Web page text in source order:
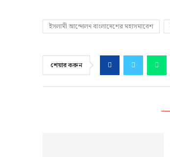
ইসলামী আন্দোলন বাংলাদেশের মহাসমাবেশ
শেয়ার করুন